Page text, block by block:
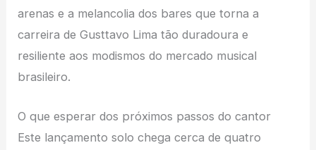
arenas e a melancolia dos bares que torna a
carreira de Gusttavo Lima tão duradoura e
resiliente aos modismos do mercado musical
brasileiro.
O que esperar dos próximos passos do cantor
Este lançamento solo chega cerca de quatro